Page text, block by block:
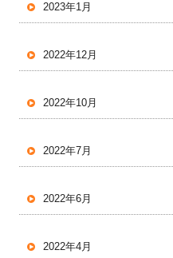
2023年1月
2022年12月
2022年10月
2022年7月
2022年6月
2022年4月